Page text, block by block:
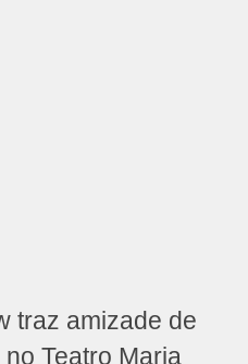
traz amizade de
Teatro Maria